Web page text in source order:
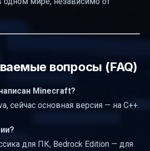
вопросы (FAQ)
Minecraft?
сейчас основная версия — на C++.
для ПК, Bedrock Edition — для